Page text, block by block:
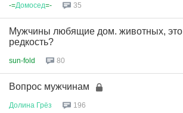
-=Домосед=- 35
Мужчины любящие дом. животных, это
редкость?
sun-fold 80
Вопрос мужчинам
Долина Грёз 196